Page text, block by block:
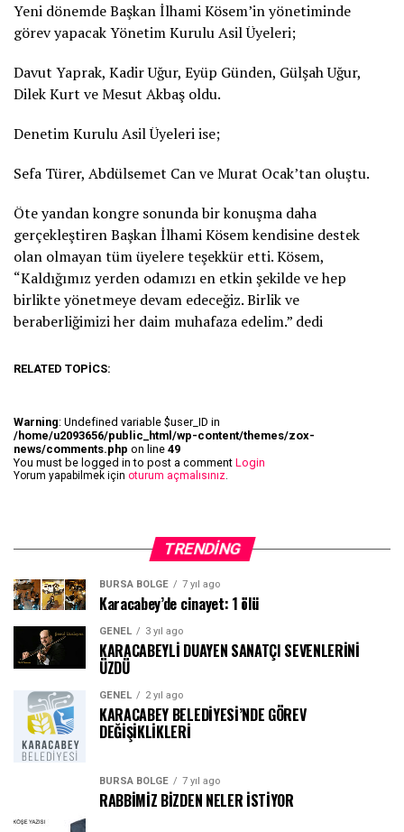
Yeni dönemde Başkan İlhami Kösem’in yönetiminde
görev yapacak Yönetim Kurulu Asil Üyeleri;
Davut Yaprak, Kadir Uğur, Eyüp Günden, Gülşah Uğur,
Dilek Kurt ve Mesut Akbaş oldu.
Denetim Kurulu Asil Üyeleri ise;
Sefa Türer, Abdülsemet Can ve Murat Ocak’tan oluştu.
Öte yandan kongre sonunda bir konuşma daha
gerçekleştiren Başkan İlhami Kösem kendisine destek
olan olmayan tüm üyelere teşekkür etti. Kösem,
“Kaldığımız yerden odamızı en etkin şekilde ve hep
birlikte yönetmeye devam edeceğiz. Birlik ve
beraberliğimizi her daim muhafaza edelim.” dedi
RELATED TOPICS:
Warning: Undefined variable $user_ID in
/home/u2093656/public_html/wp-content/themes/zox-
news/comments.php on line 49
You must be logged in to post a comment Login
Yorum yapabilmek için oturum açmalısınız.
TRENDING
BURSA BÖLGE 7 yıl ago
Karacabey’de cinayet: 1 ölü
GENEL 3 yıl ago
KARACABEYLİ DUAYEN SANATÇI SEVENLERİNİ
ÜZDÜ
GENEL 2 yıl ago
KARACABEY BELEDİYESİ’NDE GÖREV
DEĞİŞİKLİKLERİ
BURSA BÖLGE 7 yıl ago
RABBİMİZ BİZDEN NELER İSTİYOR